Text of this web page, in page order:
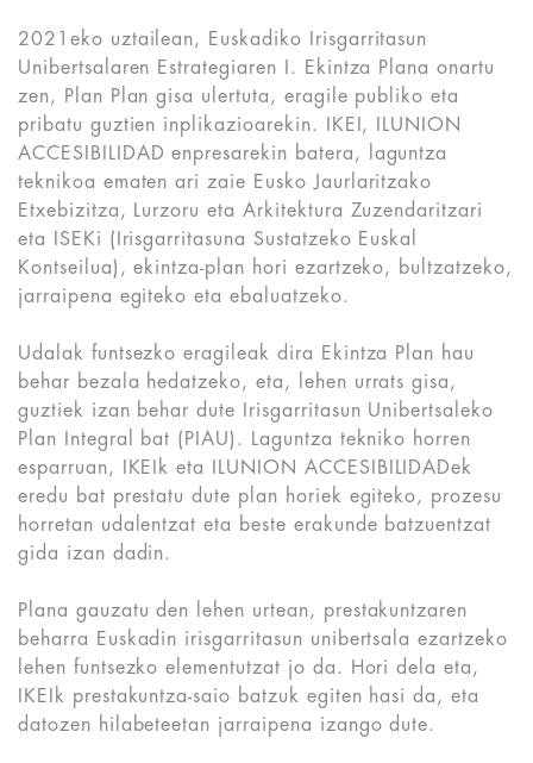
2021eko uztailean, Euskadiko Irisgarritasun
Unibertsalaren Estrategiaren I. Ekintza Plana onartu
zen, Plan Plan gisa ulertuta, eragile publiko eta
pribatu guztien inplikazioarekin. IKEI, ILUNION
ACCESIBILIDAD enpresarekin batera, laguntza
teknikoa ematen ari zaie Eusko Jaurlaritzako
Etxebizitza, Lurzoru eta Arkitektura Zuzendaritzari
eta ISEKi (Irisgarritasuna Sustatzeko Euskal
Kontseilua), ekintza-plan hori ezartzeko, bultzatzeko,
jarraipena egiteko eta ebaluatzeko.
Udalak funtsezko eragileak dira Ekintza Plan hau
behar bezala hedatzeko, eta, lehen urrats gisa,
guztiek izan behar dute Irisgarritasun Unibertsaleko
Plan Integral bat (PIAU). Laguntza tekniko horren
esparruan, IKEIk eta ILUNION ACCESIBILIDADek
eredu bat prestatu dute plan horiek egiteko, prozesu
horretan udalentzat eta beste erakunde batzuentzat
gida izan dadin.
Plana gauzatu den lehen urtean, prestakuntzaren
beharra Euskadin irisgarritasun unibertsala ezartzeko
lehen funtsezko elementutzat jo da. Hori dela eta,
IKEIk prestakuntza-saio batzuk egiten hasi da, eta
datozen hilabeteetan jarraipena izango dute.